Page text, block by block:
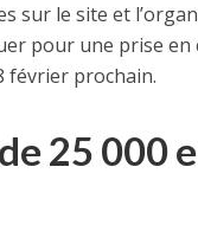
sur le site et
pour une prise en
février prochain.
25 000